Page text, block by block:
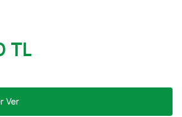
TL
Ver